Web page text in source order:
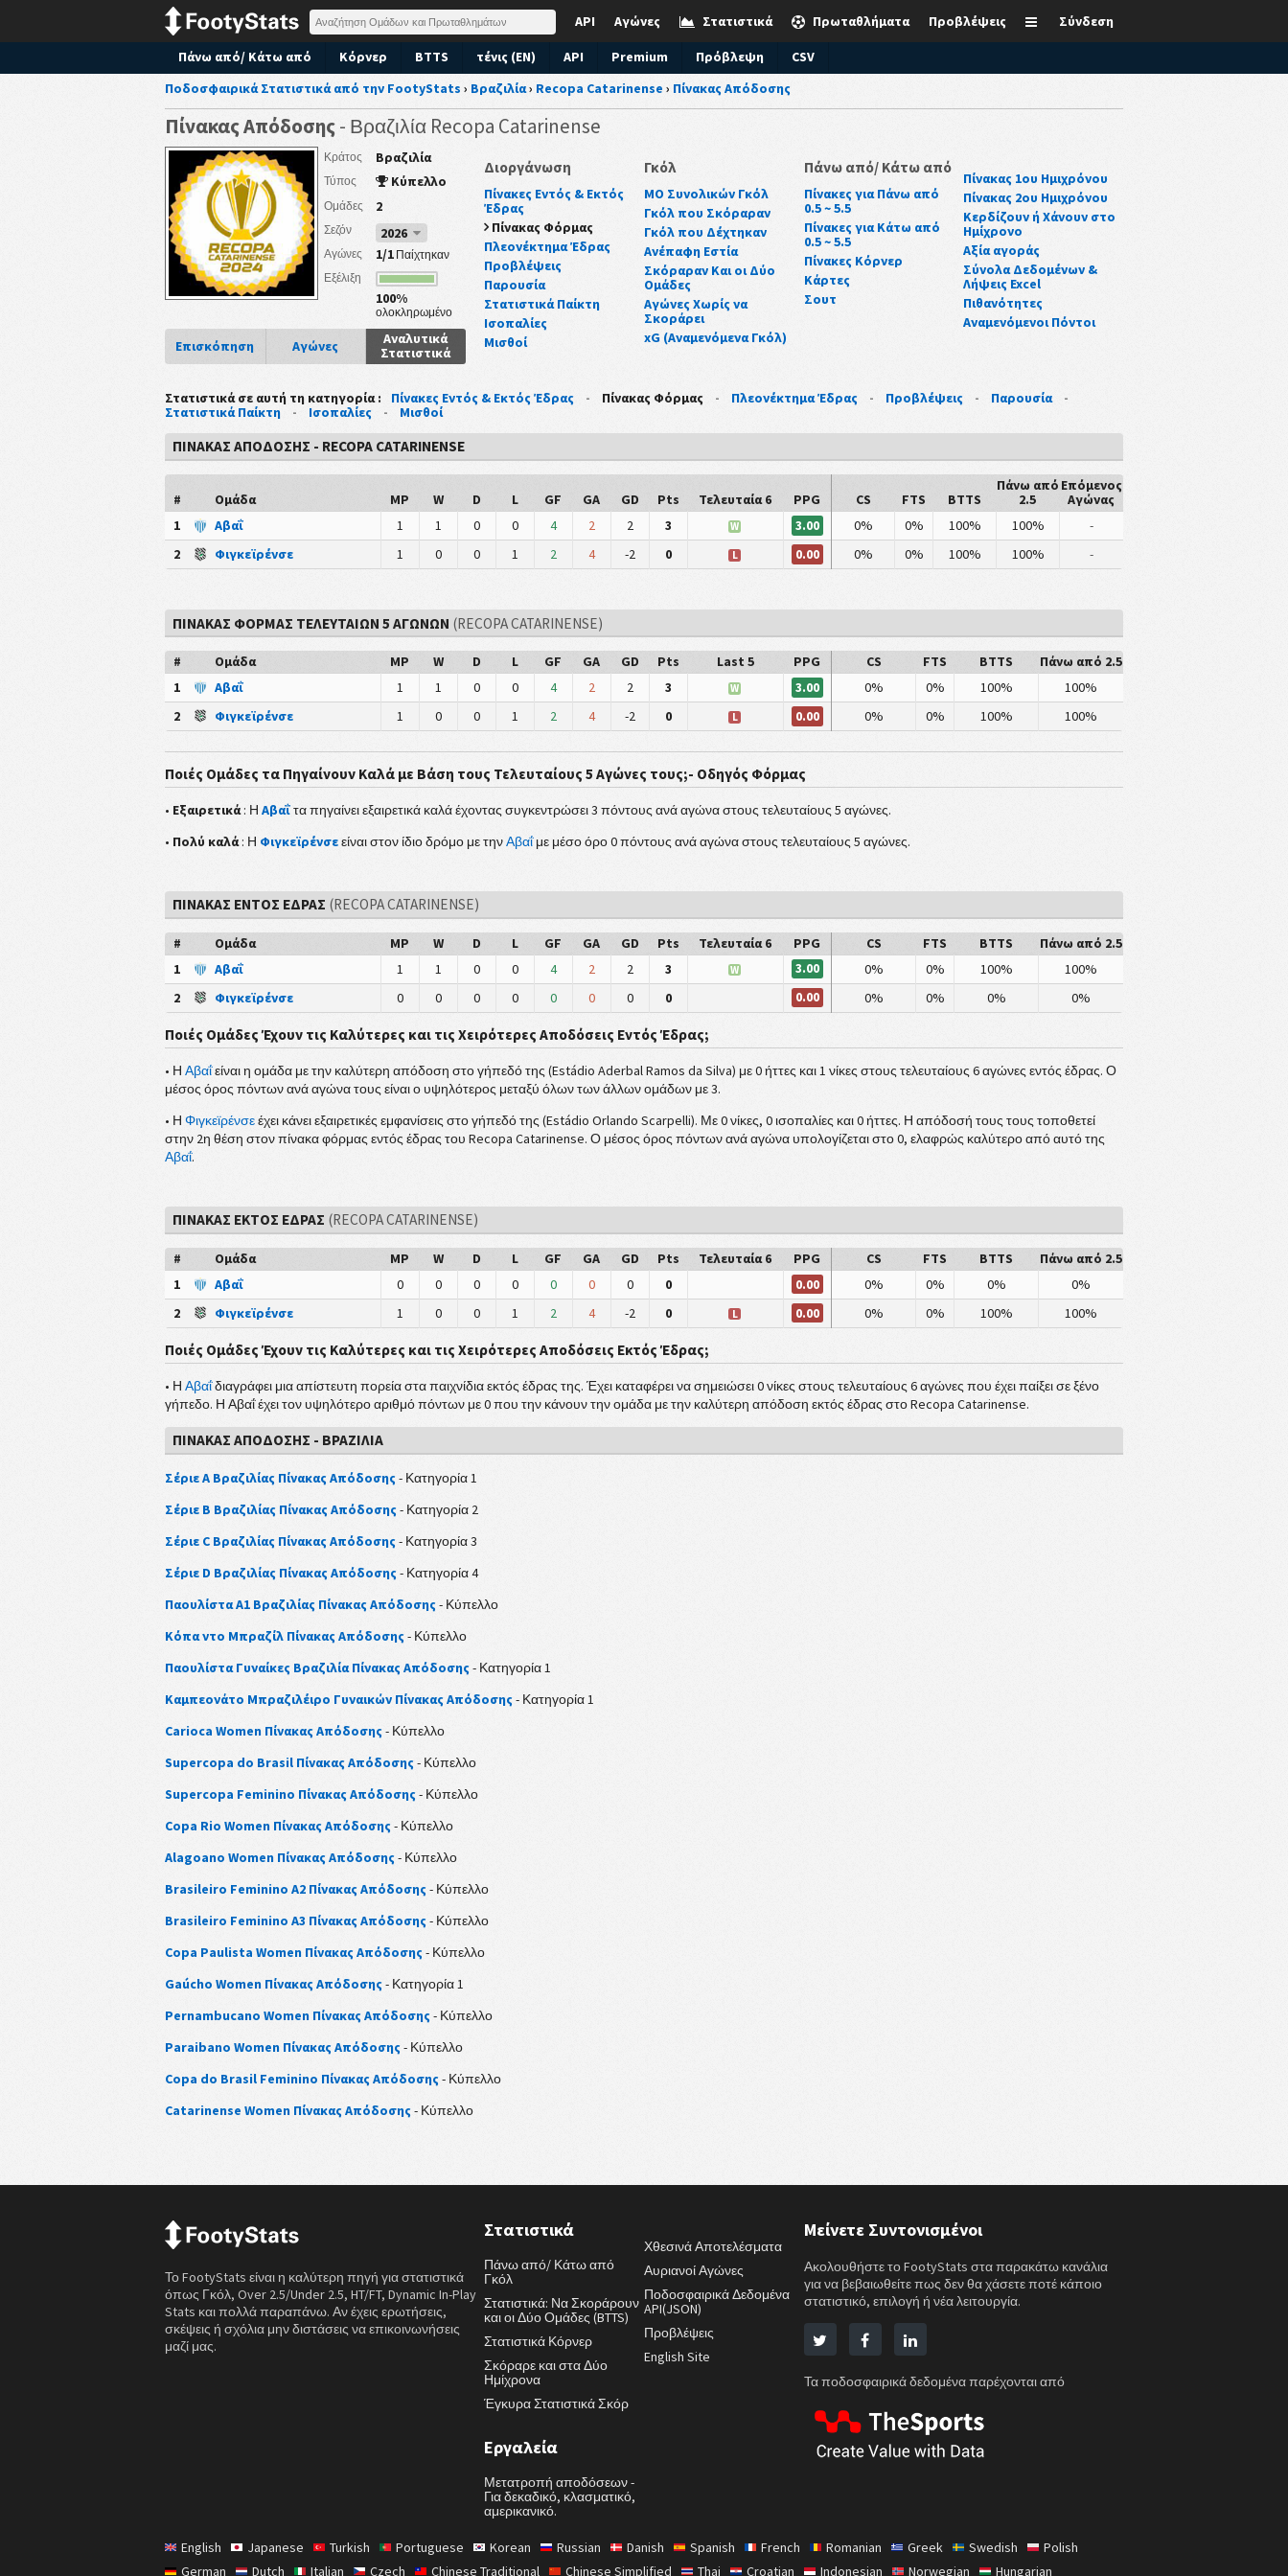
Σύνδεση
Προβλέψεις
Πρωταθλήματα
Στατιστικά
Αγώνες
API
Πάνω από/ Κάτω από Κόρνερ BTTS τένις (EN) API Premium Πρόβλεψη
CSV
Ποδοσφαιρικά Στατιστικά από την FootyStats › Βραζιλία› Recopa Catarinense › Πίνακας Απόδοσης
Πίνακας Απόδοσης- Βραζιλία Recopa Catarinense
Κράτος Βραζιλία
Τύπος Κύπελλο
Ομάδες 2
Σεζόν 2026
Αγώνες 1/1Παίχτηκαν
Εξέλιξη
100%
ολοκληρωμένο
Επισκόπηση Αγώνες
Αναλυτικά
Στατιστικά
Διοργάνωση
Πίνακες Εντός & Εκτός
Έδρας
Πίνακας Φόρμας
Πλεονέκτημα Έδρας
Προβλέψεις
Παρουσία
Στατιστικά Παίκτη
Ισοπαλίες
Μισθοί
Γκόλ
ΜΟ Συνολικών Γκόλ
Γκόλ που Σκόραραν
Γκόλ που Δέχτηκαν
Ανέπαφη Εστία
Σκόραραν Και οι Δύο
Ομάδες
Αγώνες Χωρίς να
Σκοράρει
xG (Αναμενόμενα Γκόλ)
Πάνω από/ Κάτω από
Πίνακες για Πάνω από
0.5 ~ 5.5
Πίνακες για Κάτω από
0.5 ~ 5.5
Πίνακες Κόρνερ
Κάρτες
Σουτ
Πίνακας 1ου Ημιχρόνου
Πίνακας 2ου Ημιχρόνου
Κερδίζουν ή Χάνουν στο
Ημίχρονο
Αξία αγοράς
Σύνολα Δεδομένων &
Λήψεις Excel
Πιθανότητες
Αναμενόμενοι Πόντοι
Στατιστικά σε αυτή τη κατηγορία : Πίνακες Εντός & Εκτός Έδρας - Πίνακας Φόρμας - Πλεονέκτημα Έδρας - Προβλέψεις - Παρουσία-
Στατιστικά Παίκτη - Ισοπαλίες - Μισθοί
ΠΊΝΑΚΑΣ ΑΠΌΔΟΣΗΣ - RECOPA CATARINENSE
# Ομάδα MP W D L GF GA GD Pts Τελευταία 6 PPG CS FTS BTTS
Πάνω από
2.5
Επόμενος
Αγώνας
1
Αβαΐ 1 1 0 0 4 2 2 3 W 3.00 0% 0% 100% 100%
-
2
Φιγκεϊρένσε 1 0 0 1 2 4 -2 0 L 0.00 0% 0% 100% 100% -
ΠΙΝΑΚΑΣ ΦΟΡΜΑΣ ΤΕΛΕΥΤΑΙΩΝ 5 ΑΓΩΝΩΝ (RECOPA CATARINENSE)
# Ομάδα MP W D L GF GA GD Pts Last 5 PPG CS FTS BTTS
Πάνω από 2.5
1
Αβαΐ 1 1 0 0 4 2 2 3 W 3.00 0% 0% 100%
100%
2
Φιγκεϊρένσε 1 0 0 1 2 4 -2 0 L 0.00 0% 0% 100% 100%
Ποιές Ομάδες τα Πηγαίνουν Καλά με Βάση τους Τελευταίους 5 Αγώνες τους;- Οδηγός Φόρμας
• Εξαιρετικά: Η Αβαΐτα πηγαίνει εξαιρετικά καλά έχοντας συγκεντρώσει 3 πόντους ανά αγώνα στους τελευταίους 5 αγώνες.
• Πολύ καλά: Η Φιγκεϊρένσεείναι στον ίδιο δρόμο με τηνΑβαΐμε μέσο όρο 0 πόντους ανά αγώνα στους τελευταίους 5 αγώνες.
ΠΙΝΑΚΑΣ ΕΝΤΟΣ ΕΔΡΑΣ (RECOPA CATARINENSE)
# Ομάδα MP W D L GF GA GD Pts Τελευταία 6 PPG CS FTS BTTS
Πάνω από 2.5
1
Αβαΐ 1 1 0 0 4 2 2 3 W 3.00 0% 0% 100%
100%
2
Φιγκεϊρένσε 0 0 0 0 0 0 0 0 0.00 0% 0% 0% 0%
Ποιές Ομάδες Έχουν τις Καλύτερες και τις Χειρότερες Αποδόσεις Εντός Έδρας;
• Η Αβαΐείναι η ομάδα με την καλύτερη απόδοση στο γήπεδό της (Estádio Aderbal Ramos da Silva) με 0 ήττες και 1 νίκες στους τελευταίους 6 αγώνες εντός έδρας. Ο
μέσος όρος πόντων ανά αγώνα τους είναι ο υψηλότερος μεταξύ όλων των άλλων ομάδων με 3.
• Η Φιγκεϊρένσεέχει κάνει εξαιρετικές εμφανίσεις στο γήπεδό της (Estádio Orlando Scarpelli). Με 0 νίκες, 0 ισοπαλίες και 0 ήττες. Η απόδοσή τους τους τοποθετεί
στην 2η θέση στον πίνακα φόρμας εντός έδρας του Recopa Catarinense. Ο μέσος όρος πόντων ανά αγώνα υπολογίζεται στο 0, ελαφρώς καλύτερο από αυτό της
Αβαΐ.
ΠΙΝΑΚΑΣ ΕΚΤΟΣ ΕΔΡΑΣ (RECOPA CATARINENSE)
# Ομάδα MP W D L GF GA GD Pts Τελευταία 6 PPG CS FTS BTTS
Πάνω από 2.5
1
Αβαΐ 0 0 0 0 0 0 0 0 0.00 0% 0% 0%
0%
2
Φιγκεϊρένσε 1 0 0 1 2 4 -2 0 L 0.00 0% 0% 100% 100%
Ποιές Ομάδες Έχουν τις Καλύτερες και τις Χειρότερες Αποδόσεις Εκτός Έδρας;
• Η Αβαΐδιαγράφει μια απίστευτη πορεία στα παιχνίδια εκτός έδρας της. Έχει καταφέρει να σημειώσει 0 νίκες στους τελευταίους 6 αγώνες που έχει παίξει σε ξένο
γήπεδο. Η Αβαΐ έχει τον υψηλότερο αριθμό πόντων με 0 που την κάνουν την ομάδα με την καλύτερη απόδοση εκτός έδρας στο Recopa Catarinense.
ΠΊΝΑΚΑΣ ΑΠΌΔΟΣΗΣ - ΒΡΑΖΙΛΊΑ
Σέριε Α Βραζιλίας Πίνακας Απόδοσης- Κατηγορία 1
Σέριε Β Βραζιλίας Πίνακας Απόδοσης- Κατηγορία 2
Σέριε C Βραζιλίας Πίνακας Απόδοσης- Κατηγορία 3
Σέριε D Βραζιλίας Πίνακας Απόδοσης- Κατηγορία 4
Παουλίστα Α1 Βραζιλίας Πίνακας Απόδοσης- Κύπελλο
Κόπα ντο Μπραζίλ Πίνακας Απόδοσης- Κύπελλο
Παουλίστα Γυναίκες Βραζιλία Πίνακας Απόδοσης- Κατηγορία 1
Καμπεονάτο Μπραζιλέιρο Γυναικών Πίνακας Απόδοσης- Κατηγορία 1
Carioca Women Πίνακας Απόδοσης- Κύπελλο
Supercopa do Brasil Πίνακας Απόδοσης- Κύπελλο
Supercopa Feminino Πίνακας Απόδοσης- Κύπελλο
Copa Rio Women Πίνακας Απόδοσης- Κύπελλο
Alagoano Women Πίνακας Απόδοσης- Κύπελλο
Brasileiro Feminino A2 Πίνακας Απόδοσης- Κύπελλο
Brasileiro Feminino A3 Πίνακας Απόδοσης- Κύπελλο
Copa Paulista Women Πίνακας Απόδοσης- Κύπελλο
Gaúcho Women Πίνακας Απόδοσης- Κατηγορία 1
Pernambucano Women Πίνακας Απόδοσης- Κύπελλο
Paraibano Women Πίνακας Απόδοσης- Κύπελλο
Copa do Brasil Feminino Πίνακας Απόδοσης- Κύπελλο
Catarinense Women Πίνακας Απόδοσης- Κύπελλο
Το FootyStats είναι η καλύτερη πηγή για στατιστικά
όπως Γκόλ, Over 2.5/Under 2.5, HT/FT, Dynamic In-Play
Stats και πολλά παραπάνω. Αν έχεις ερωτήσεις,
σκέψεις ή σχόλια μην διστάσεις να επικοινωνήσεις
μαζί μας.
Στατιστικά
Πάνω από/ Κάτω από
Γκόλ
Στατιστικά: Να Σκοράρουν
και οι Δύο Ομάδες (BTTS)
Στατιστικά Κόρνερ
Σκόραρε και στα Δύο
Ημίχρονα
Έγκυρα Στατιστικά Σκόρ
Εργαλεία
Μετατροπή αποδόσεων -
Για δεκαδικό, κλασματικό,
αμερικανικό.
Χθεσινά Αποτελέσματα
Αυριανοί Αγώνες
Ποδοσφαιρικά Δεδομένα
API(JSON)
Προβλέψεις
English Site
Μείνετε Συντονισμένοι
Ακολουθήστε το FootyStats στα παρακάτω κανάλια
για να βεβαιωθείτε πως δεν θα χάσετε ποτέ κάποιο
στατιστικό, επιλογή ή νέα λειτουργία.
Τα ποδοσφαιρικά δεδομένα παρέχονται από
English Japanese Turkish Portuguese Korean Russian Danish Spanish French Romanian Greek Swedish
Polish
German
Dutch Italian Czech Chinese Traditional Chinese Simplified Thai Croatian Indonesian Norwegian Hungarian